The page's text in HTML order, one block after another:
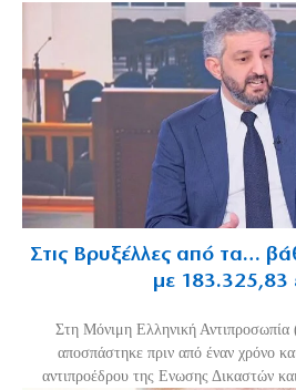
Στις Βρυξέλλες από τα…
με 183.325,83
Στη Μόνιμη Ελληνική
αποσπάστηκε πριν από έναν χρόνο
αντιπροέδρου της Ενωσης Δικαστών